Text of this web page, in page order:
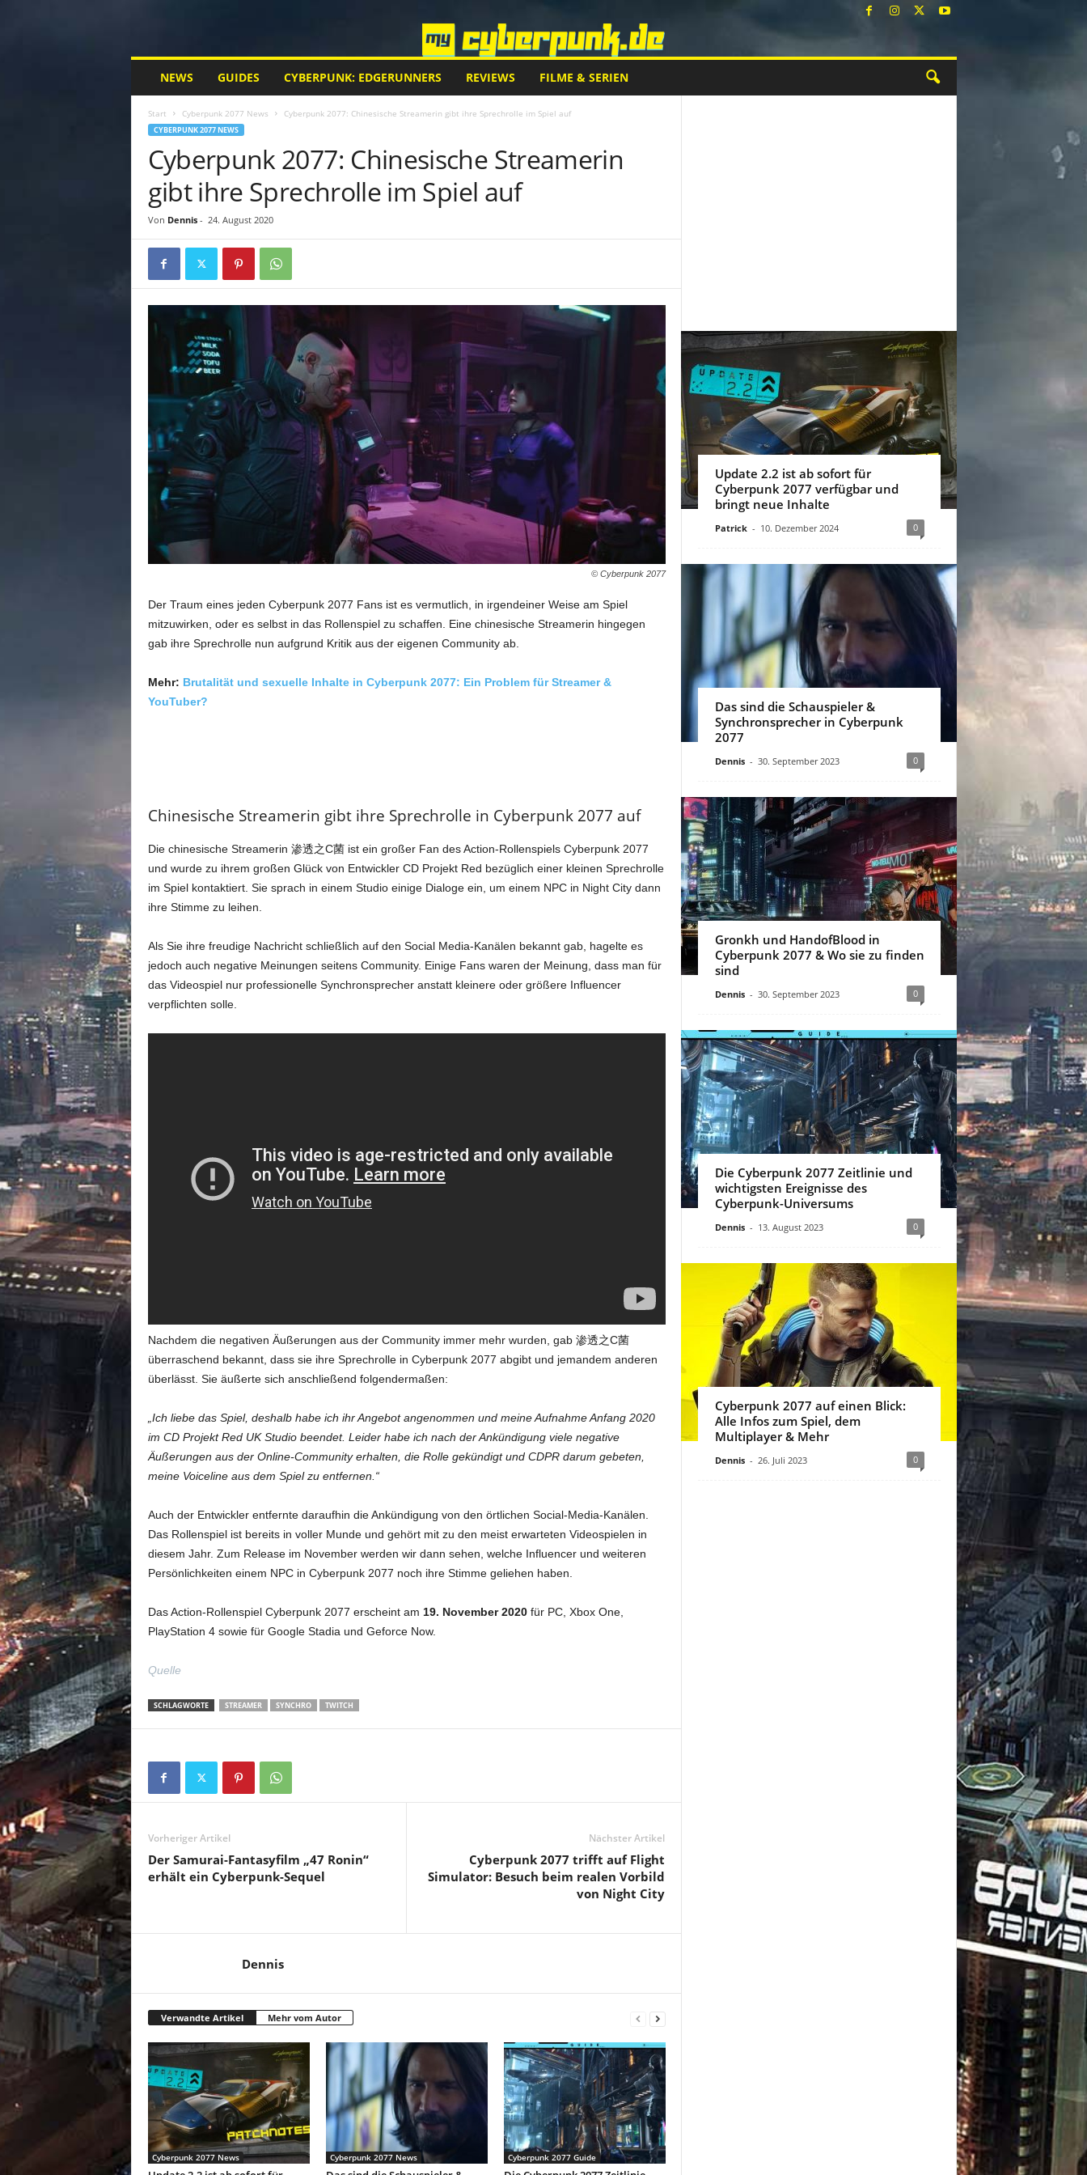
C
e
y
z
C
y
e
r
p
u
n
k
2
0
7
7
NEWS GUIDES CYBERPUNK: EDGERUNNERS REVIEWS FILME & SERIEN
Start Cyberpunk 2077 News Cyberpunk 2077: Chinesische Streamerin gibt ihre Sprechrolle im Spiel auf
CYBERPUNK 2077 NEWS
Cyberpunk 2077: Chinesische Streamerin
gibt ihre Sprechrolle im Spiel auf
Von Dennis- 24. August 2020
© Cyberpunk 2077
Der Traum eines jeden Cyberpunk 2077 Fans ist es vermutlich, in irgendeiner Weise am Spiel
mitzuwirken, oder es selbst in das Rollenspiel zu schaffen. Eine chinesische Streamerin hingegen
gab ihre Sprechrolle nun aufgrund Kritik aus der eigenen Community ab.
Mehr: Brutalität und sexuelle Inhalte in Cyberpunk 2077: Ein Problem für Streamer &
YouTuber?
Chinesische Streamerin gibt ihre Sprechrolle in Cyberpunk 2077 auf
Die chinesische Streamerin 渗透之C菌 ist ein großer Fan des Action-Rollenspiels Cyberpunk 2077
und wurde zu ihrem großen Glück von Entwickler CD Projekt Red bezüglich einer kleinen Sprechrolle
im Spiel kontaktiert. Sie sprach in einem Studio einige Dialoge ein, um einem NPC in Night City dann
ihre Stimme zu leihen.
Als Sie ihre freudige Nachricht schließlich auf den Social Media-Kanälen bekannt gab, hagelte es
jedoch auch negative Meinungen seitens Community. Einige Fans waren der Meinung, dass man für
das Videospiel nur professionelle Synchronsprecher anstatt kleinere oder größere Influencer
verpflichten solle.
Nachdem die negativen Äußerungen aus der Community immer mehr wurden, gab 渗透之C菌
überraschend bekannt, dass sie ihre Sprechrolle in Cyberpunk 2077 abgibt und jemandem anderen
überlässt. Sie äußerte sich anschließend folgendermaßen:
„Ich liebe das Spiel, deshalb habe ich ihr Angebot angenommen und meine Aufnahme Anfang 2020
im CD Projekt Red UK Studio beendet. Leider habe ich nach der Ankündigung viele negative
Äußerungen aus der Online-Community erhalten, die Rolle gekündigt und CDPR darum gebeten,
meine Voiceline aus dem Spiel zu entfernen.“
Auch der Entwickler entfernte daraufhin die Ankündigung von den örtlichen Social-Media-Kanälen.
Das Rollenspiel ist bereits in voller Munde und gehört mit zu den meist erwarteten Videospielen in
diesem Jahr. Zum Release im November werden wir dann sehen, welche Influencer und weiteren
Persönlichkeiten einem NPC in Cyberpunk 2077 noch ihre Stimme geliehen haben.
Das Action-Rollenspiel Cyberpunk 2077 erscheint am 19. November 2020für PC, Xbox One,
PlayStation 4 sowie für Google Stadia und Geforce Now.
Quelle
SCHLAGWORTE STREAMER SYNCHRO TWITCH
Vorheriger Artikel
Der Samurai-Fantasyfilm „47 Ronin“
erhält ein Cyberpunk-Sequel
Nächster Artikel
Cyberpunk 2077 trifft auf Flight
Simulator: Besuch beim realen Vorbild
von Night City
Dennis
Verwandte Artikel Mehr vom Autor
Cyberpunk 2077 News Cyberpunk 2077 News Cyberpunk 2077 Guide
Update 2.2 ist ab sofort für
Cyberpunk 2077 verfügbar und
bringt neue Inhalte
Patrick - 10. Dezember 2024 0
Das sind die Schauspieler &
Synchronsprecher in Cyberpunk
2077
Dennis - 30. September 2023 0
Gronkh und HandofBlood in
Cyberpunk 2077 & Wo sie zu finden
sind
Dennis - 30. September 2023 0
Die Cyberpunk 2077 Zeitlinie und
wichtigsten Ereignisse des
Cyberpunk-Universums
Dennis - 13. August 2023 0
Cyberpunk 2077 auf einen Blick:
Alle Infos zum Spiel, dem
Multiplayer & Mehr
Dennis - 26. Juli 2023 0